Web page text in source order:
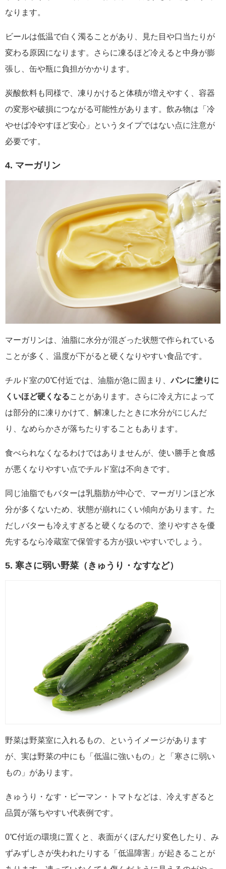
なります。
ビールは低温で白く濁ることがあり、見た目や口当たりが
変わる原因になります。さらに凍るほど冷えると中身が膨
張し、缶や瓶に負担がかかります。
炭酸飲料も同様で、凍りかけると体積が増えやすく、容器
の変形や破損につながる可能性があります。飲み物は「冷
やせば冷やすほど安心」というタイプではない点に注意が
必要です。
4. マーガリン
マーガリンは、油脂に水分が混ざった状態で作られている
ことが多く、温度が下がると硬くなりやすい食品です。
チルド室の0℃付近では、油脂が急に固まり、パンに塗りに
くいほど硬くなることがあります。さらに冷え方によって
は部分的に凍りかけて、解凍したときに水分がにじんだ
り、なめらかさが落ちたりすることもあります。
食べられなくなるわけではありませんが、使い勝手と食感
が悪くなりやすい点でチルド室は不向きです。
同じ油脂でもバターは乳脂肪が中心で、マーガリンほど水
分が多くないため、状態が崩れにくい傾向があります。た
だしバターも冷えすぎると硬くなるので、塗りやすさを優
先するなら冷蔵室で保管する方が扱いやすいでしょう。
5. 寒さに弱い野菜（きゅうり・なすなど）
野菜は野菜室に入れるもの、というイメージがあります
が、実は野菜の中にも「低温に強いもの」と「寒さに弱い
もの」があります。
きゅうり・なす・ピーマン・トマトなどは、冷えすぎると
品質が落ちやすい代表例です。
0℃付近の環境に置くと、表面がくぼんだり変色したり、み
ずみずしさが失われたりする「低温障害」が起きることが